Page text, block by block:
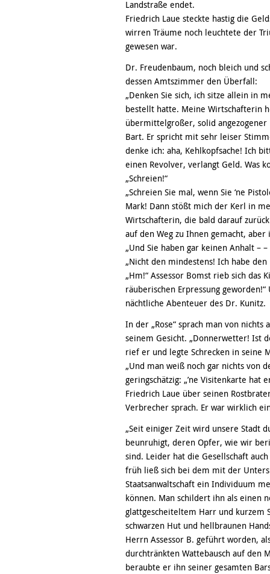
Landstraße endet.
Friedrich Laue steckte hastig die
wirren Träume noch leuchtete der
gewesen war.
Dr. Freudenbaum, noch bleich und
dessen Amtszimmer den Überfall:
„Denken Sie sich, ich sitze allein in
bestellt hatte. Meine Wirtschafterin
übermittelgroßer, solid
Bart. Er spricht mit sehr leiser
denke ich: aha, Kehlkopfsache! Ich
einen Revolver, verlangt Geld. Was
„Schreien!“
„Schreien Sie mal, wenn Sie ‘ne
Mark! Dann stößt mich der Kerl in
Wirtschafterin, die bald darauf
auf den Weg zu Ihnen gemacht,
„Und Sie haben gar keinen Anhalt – –
„Nicht den mindestens! Ich habe
„Hm!“ Assessor Bomst rieb sich
räuberischen Erpressung
nächtliche Abenteuer des Dr. Kunitz.
In der „Rose“ sprach man von
seinem Gesicht. „Donnerwetter! Ist
rief er und legte Schrecken in seine
„Und man weiß noch gar nichts von
geringschätzig: „’ne Visitenkarte hat
Friedrich Laue über seinen
Verbrecher sprach. Er war wirklich
„Seit einiger Zeit wird unsere Stadt
beunruhigt, deren Opfer, wie wir
sind. Leider hat die Gesellschaft
früh ließ sich bei dem mit der
Staatsanwaltschaft ein Individuum
können. Man schildert ihn als einen
glattgescheiteltem Harr und
schwarzen Hut und hellbraunen
Herrn Assessor B. geführt worden,
durchtränkten Wattebausch auf den
beraubte er ihn seiner gesamten